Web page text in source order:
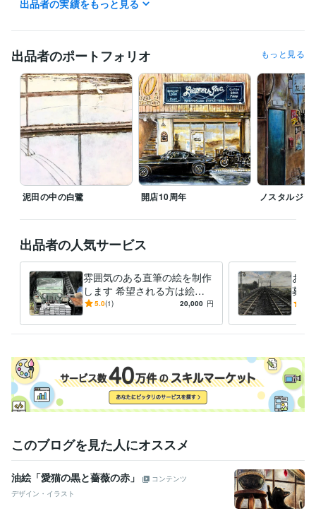
メディア・出版・広告 / クリエイティブ・アートディレクター
ライフスタイル・その他 / 講師・インストラクター 経験年数 : 2年
職歴
YAMANE art club 2022年5月 ~ 現在
株式会社スクロール 1994年3月 ~ 2012年2月
受賞歴
第40回一陽展　一陽賞 第37回一陽展　奨励賞 第38回一陽展　奨励
賞 第3回　八戸市美術報奨
得意分野
イラスト作成・漫画制作 色鉛筆画 油絵
絵画
学歴
出品者の実績をもっと見る
出品者のポートフォリオ もっと見る
泥田の中の白鷺 開店10周年 ノスタルジッ
出品者の人気サービス
雰囲気のある直筆の絵を制作
します 希望される方は絵を
発送いたします。(送料別)
5.0(1) 20,000 円
お好
募展
みの
このブログを見た人にオススメ
油絵「愛猫の黒と薔薇の赤」
コンテンツ
デザイン・イラスト